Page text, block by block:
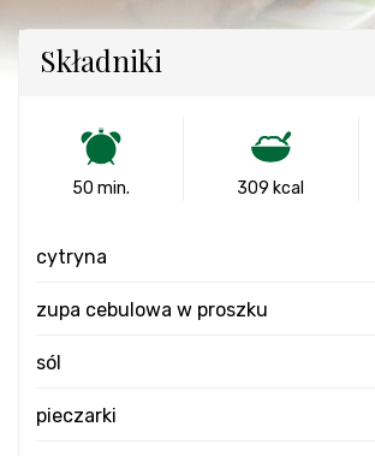
Składniki
50 min. 309 kcal
cytryna
zupa cebulowa w proszku
sól
pieczarki